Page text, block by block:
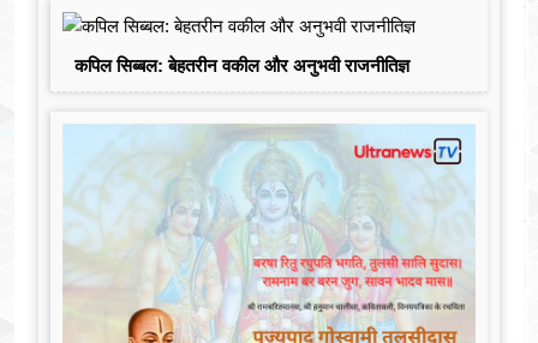
कपिल सिब्बल: बेहतरीन वकील और अनुभवी राजनीतिज्ञ